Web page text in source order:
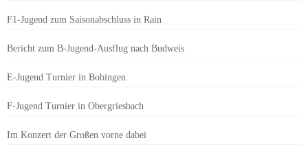
F1-Jugend zum Saisonabschluss in Rain
Bericht zum B-Jugend-Ausflug nach Budweis
E-Jugend Turnier in Bobingen
F-Jugend Turnier in Obergriesbach
Im Konzert der Großen vorne dabei